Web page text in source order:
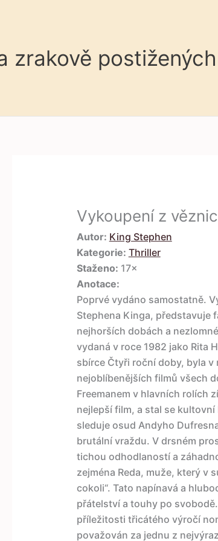
zrakově
Vykoupení z
Autor: King Stephen
Kategorie: Thriller
Staženo: 17×
Anotace:
Poprvé vydáno samostatně.
Stephena Kinga, představuje
nejhorších dobách a
vydaná v roce 1982 jako Rita
sbírce Čtyři roční doby, byla
nejoblíbenějších filmů všech
Freemanem v hlavních rolích
nejlepší film, a stal se
sleduje osud Andyho
brutální vraždu. V drsném
tichou odhodlaností a
zejména Reda, muže, který v
cokoli“. Tato napínavá a
přátelství a touhy po
příležitosti třicátého výročí
považován za jednu z